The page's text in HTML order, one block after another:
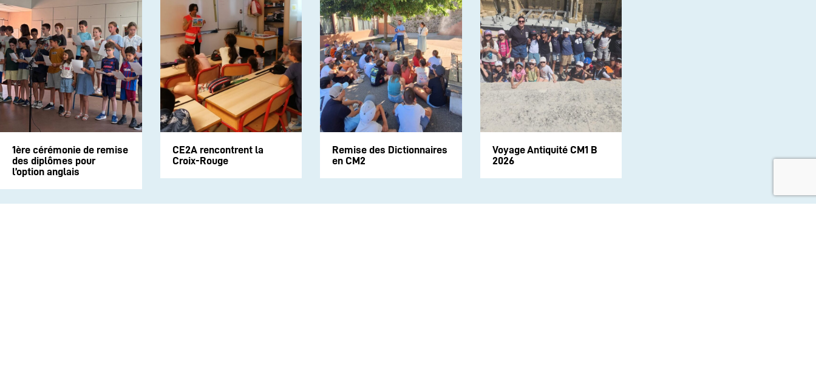
1ère cérémonie de remise
des diplômes pour
l’option anglais
CE2A rencontrent la
Croix-Rouge
Remise des Dictionnaires
en CM2
Voyage Antiquité CM1 B
2026